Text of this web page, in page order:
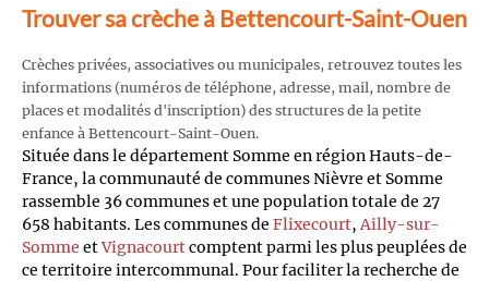
Trouver sa crèche à Bettencourt-Saint-Ouen
Crèches privées, associatives ou municipales, retrouvez toutes les
informations (numéros de téléphone, adresse, mail, nombre de
places et modalités d'inscription) des structures de la petite
enfance à Bettencourt-Saint-Ouen.
Située dans le département Somme en région Hauts-de-
France, la communauté de communes Nièvre et Somme
rassemble 36 communes et une population totale de 27
658 habitants. Les communes de Flixecourt,Ailly-sur-
Somme etVignacourtcomptent parmi les plus peuplées de
ce territoire intercommunal. Pour faciliter la recherche de